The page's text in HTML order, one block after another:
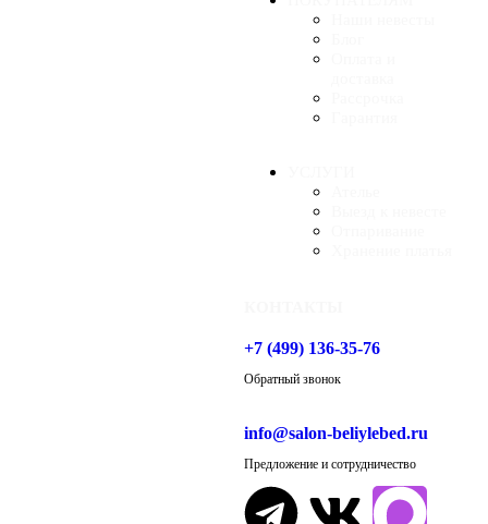
+7 (499) 136-35-76
Обратный звонок
info@salon-beliylebed.ru
Предложение и сотрудничество